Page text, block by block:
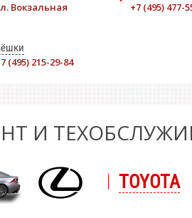
Вокзальная
+7 (495) 477-
(495) 215-29-84
И
TOYOTA